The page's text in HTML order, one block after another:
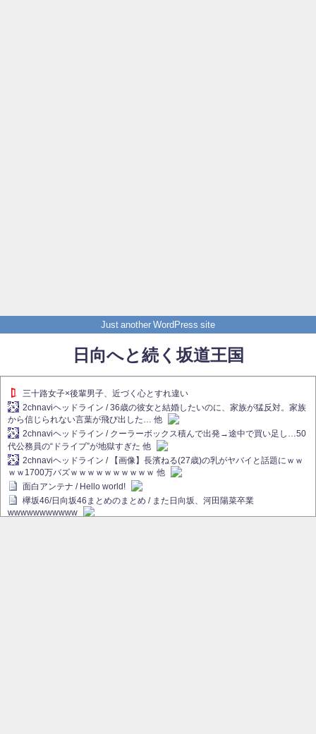
Just another WordPress site
日向へと続く坂道王国
三十路女子×後輩男子、近づく心とすれ違い
2chnaviヘッドライン / 36歳の彼女と結婚したいのに、家族が猛反対。家族
から信じられない言葉が飛び出した… 他
2chnaviヘッドライン / クーラーボックス積んで出発→途中で買い足し…50
代公務員の“ドライブ”が地獄すぎた 他
2chnaviヘッドライン / 【画像】長濱ねる(27歳)の乳がヤバイと話題にｗｗ
ｗｗ1700万バズｗｗｗｗｗｗｗｗｗｗ 他
面白アンテナ / Hello world!
欅坂46/日向坂46まとめのまとめ / また日向坂、河田陽菜卒業
wwwwwwwwwww